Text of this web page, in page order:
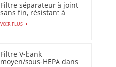
Filtre séparateur à joint
sans fin, résistant à
l'humidité à 100 %
VOIR PLUS
Filtre V-bank
moyen/sous-HEPA dans